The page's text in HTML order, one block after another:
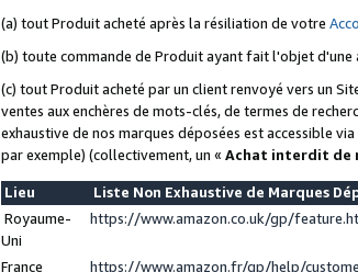
(a) tout Produit acheté après la résiliation de votre
(b) toute commande de Produit ayant fait l'objet
(c) tout Produit acheté par un client renvoyé vers un
ventes aux enchères de mots-clés, de termes de
exhaustive de nos marques déposées est accessible
par exemple) (collectivement, un « Achat interdit de
Lieu
Liste Non Exhaustive de Marques
Royaume-
Uni
https://www.amazon.co.uk/gp/
France
https://www.amazon.fr/gp/help/